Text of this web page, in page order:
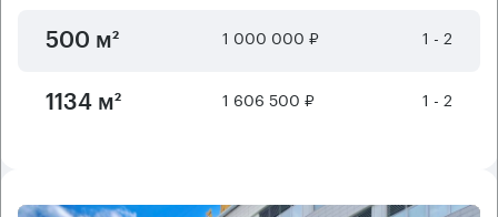
500 м² 1 000 000 ₽ 1 - 2
1134 м² 1 606 500 ₽ 1 - 2